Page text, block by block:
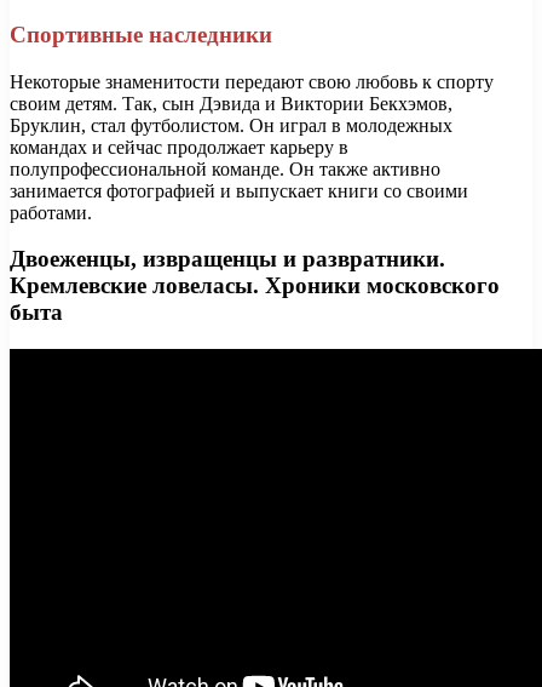
Спортивные наследники
Некоторые знаменитости передают свою любовь к спорту
своим детям. Так, сын Дэвида и Виктории Бекхэмов,
Бруклин, стал футболистом. Он играл в молодежных
командах и сейчас продолжает карьеру в
полупрофессиональной команде. Он также активно
занимается фотографией и выпускает книги со своими
работами.
Двоеженцы, извращенцы и развратники.
Кремлевские ловеласы. Хроники московского
быта